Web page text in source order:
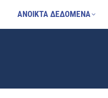
ΑΝΟΙΚΤΑ ΔΕΔΟΜΕΝΑ